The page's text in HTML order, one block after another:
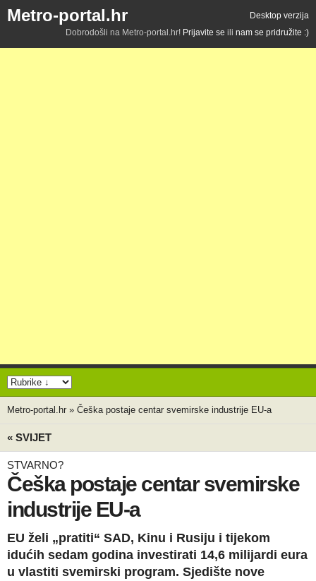
Metro-portal.hr
Desktop verzija
Dobrodošli na Metro-portal.hr! Prijavite se ili nam se pridružite :)
Metro-portal.hr » Češka postaje centar svemirske industrije EU-a
« SVIJET
STVARNO?
Češka postaje centar svemirske
industrije EU-a
EU želi „pratiti“ SAD, Kinu i Rusiju i tijekom
idućih sedam godina investirati 14,6 milijardi eura
u vlastiti svemirski program. Sjedište nove